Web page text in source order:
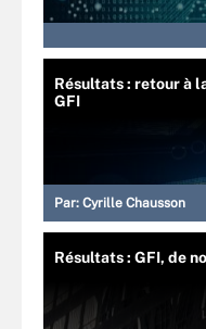
Résultats : retour à
GFI
Par: Cyrille Chausson
Résultats : GFI, de